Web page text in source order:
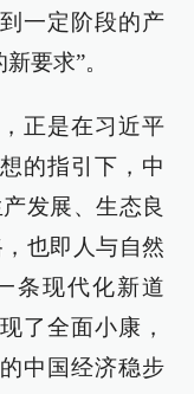
一定阶段的产
要求”。
正是在习近平
的指引下，中
发展、生态良
也即人与自然
条现代化新道
了全面小康，
中国经济稳步